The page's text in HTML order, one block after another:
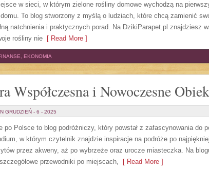
w sieci, w którym zielone rośliny domowe wychodzą na
To blog stworzony z myślą o ludziach, które chcą zamienić
natchnienia i praktycznych porad. Na DzikiParapet.pl znajdziesz
rośliny nie [ Read More ]
EKONOMIA
Współczesna i Nowoczesne
GRUDZIEŃ - 6 - 2025
po Polsce to blog podróżniczy, który powstał z zafascynowania do
w którym czytelnik znajdzie inspiracje na podróże po
przez akweny, aż po wybrzeże oraz urocze miasteczka. Na
przewodniki po miejscach, [ Read More ]